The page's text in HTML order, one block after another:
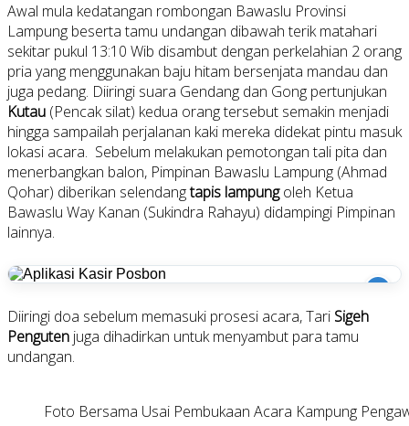
Awal mula kedatangan rombongan Bawaslu Provinsi
Lampung beserta tamu undangan dibawah terik matahari
sekitar pukul 13:10 Wib disambut dengan perkelahian 2 orang
pria yang menggunakan baju hitam bersenjata mandau dan
juga pedang. Diiringi suara Gendang dan Gong pertunjukan
Kutau (Pencak silat) kedua orang tersebut semakin menjadi
hingga sampailah perjalanan kaki mereka didekat pintu masuk
lokasi acara. Sebelum melakukan pemotongan tali pita dan
menerbangkan balon, Pimpinan Bawaslu Lampung (Ahmad
Qohar) diberikan selendangtapis lampungoleh Ketua
Bawaslu Way Kanan (Sukindra Rahayu) didampingi Pimpinan
lainnya.
i
Diiringi doa sebelum memasuki prosesi acara, Tari Sigeh
Penguten juga dihadirkan untuk menyambut para tamu
undangan.
Foto Bersama Usai Pembukaan Acara Kampung